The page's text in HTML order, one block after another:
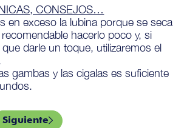
CONSEJOS…
en exceso la lubina porque se seca
hacerlo poco y, si
darle un toque, utilizaremos el
gambas y las cigalas es suficiente
Siguiente